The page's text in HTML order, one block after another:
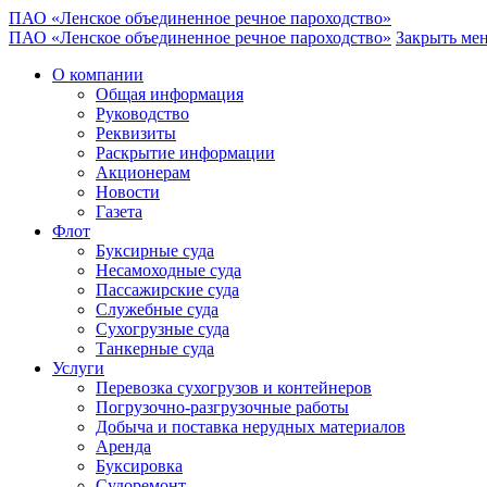
ПАО «Ленское объединенное речное пароходство»
ПАО «Ленское объединенное речное пароходство» Закрыть
О компании
Общая информация
Руководство
Реквизиты
Раскрытие информации
Акционерам
Новости
Газета
Флот
Буксирные суда
Несамоходные суда
Пассажирские суда
Служебные суда
Сухогрузные суда
Танкерные суда
Услуги
Перевозка сухогрузов и контейнеров
Погрузочно-разгрузочные работы
Добыча и поставка нерудных материалов
Аренда
Буксировка